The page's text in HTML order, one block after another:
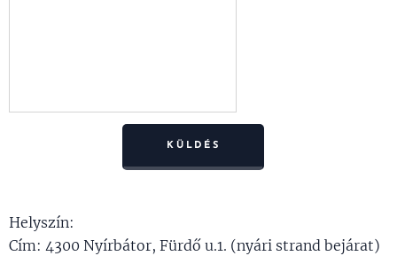
KÜLDÉS
Helyszín:
Cím: 4300 Nyírbátor, Fürdő u.1. (nyári strand bejárat)